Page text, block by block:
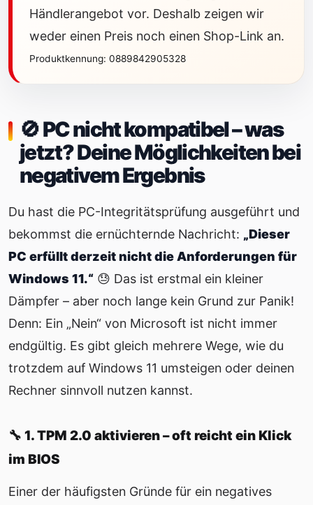
Händlerangebot vor. Deshalb zeigen wir
weder einen Preis noch einen Shop-Link an.
Produktkennung: 0889842905328
🚫 PC nicht kompatibel – was
jetzt? Deine Möglichkeiten bei
negativem Ergebnis
Du hast die PC-Integritätsprüfung ausgeführt und
bekommst die ernüchternde Nachricht: „Dieser
PC erfüllt derzeit nicht die Anforderungen für
Windows 11.“ 😓 Das ist erstmal ein kleiner
Dämpfer – aber noch lange kein Grund zur Panik!
Denn: Ein „Nein“ von Microsoft ist nicht immer
endgültig. Es gibt gleich mehrere Wege, wie du
trotzdem auf Windows 11 umsteigen oder deinen
Rechner sinnvoll nutzen kannst.
🔧 1. TPM 2.0 aktivieren – oft reicht ein Klick
im BIOS
Einer der häufigsten Gründe für ein negatives